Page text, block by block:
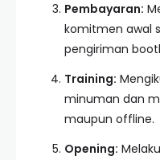
Pembayaran:
komitmen awal
pengiriman
Training:
minuman dan
maupun offline.
Opening: